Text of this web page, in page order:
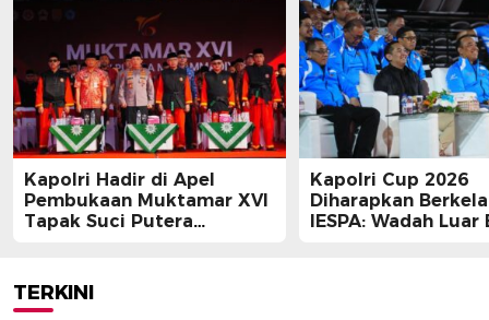
Kapolri Hadir di Apel
Pembukaan Muktamar XVI
Tapak Suci Putera
Kapolri Cup 2026
Diharapkan
IESPA: Wadah Luar
TERKINI